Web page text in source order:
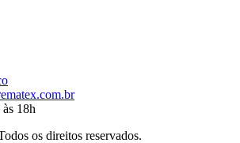
18h
os direitos reservados.